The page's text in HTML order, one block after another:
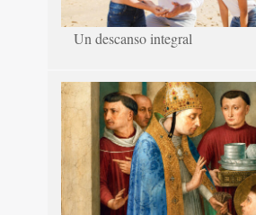
Un descanso integral